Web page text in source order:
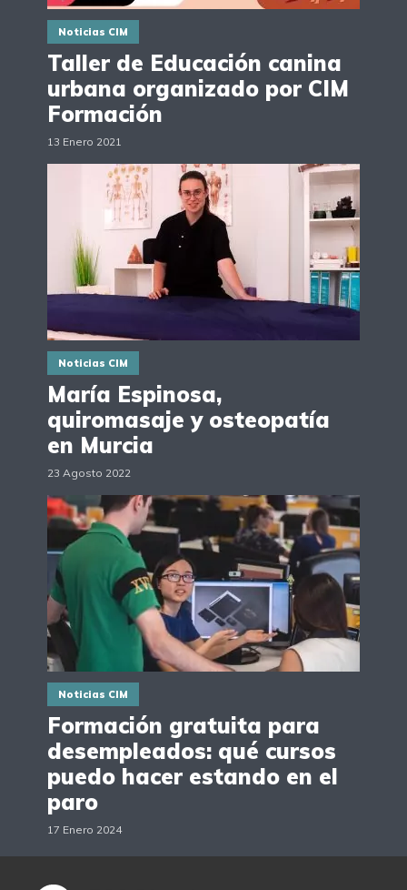
Noticias CIM
Taller de Educación canina
urbana organizado por CIM
Formación
13 Enero 2021
Noticias CIM
María Espinosa,
quiromasaje y osteopatía
en Murcia
23 Agosto 2022
Noticias CIM
Formación gratuita para
desempleados: qué cursos
puedo hacer estando en el
paro
17 Enero 2024